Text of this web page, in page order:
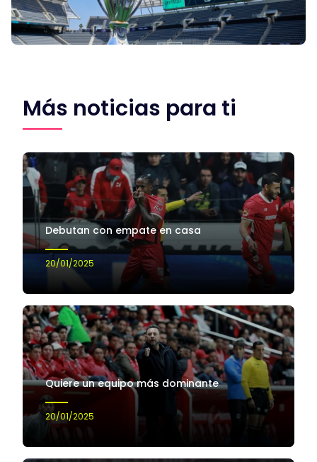
Más noticias para ti
Debutan con empate en casa
20/01/2025
Quiere un equipo más dominante
20/01/2025